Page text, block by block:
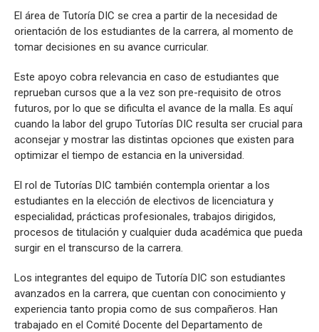
EXTENSIÓN
Ingeniería de Transporte
Recursos Hídricos y Medio Ambiente
El área de Tutoría DIC se crea a partir de la necesidad de
orientación de los estudiantes de la carrera, al momento de
tomar decisiones en su avance curricular.
Este apoyo cobra relevancia en caso de estudiantes que
reprueban cursos que a la vez son pre-requisito de otros
futuros, por lo que se dificulta el avance de la malla. Es aquí
cuando la labor del grupo Tutorías DIC resulta ser crucial para
aconsejar y mostrar las distintas opciones que existen para
optimizar el tiempo de estancia en la universidad.
El rol de Tutorías DIC también contempla orientar a los
estudiantes en la elección de electivos de licenciatura y
especialidad, prácticas profesionales, trabajos dirigidos,
procesos de titulación y cualquier duda académica que pueda
surgir en el transcurso de la carrera.
Los integrantes del equipo de Tutoría DIC son estudiantes
avanzados en la carrera, que cuentan con conocimiento y
experiencia tanto propia como de sus compañeros. Han
trabajado en el Comité Docente del Departamento de